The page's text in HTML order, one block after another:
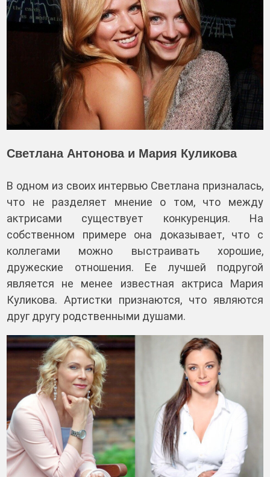
Светлана Антонова и Мария Куликова
В одном из своих интервью Светлана призналась,
что не разделяет мнение о том, что между
актрисами существует конкуренция. На
собственном примере она доказывает, что с
коллегами можно выстраивать хорошие,
дружеские отношения. Ее лучшей подругой
является не менее известная актриса Мария
Куликова. Артистки признаются, что являются
друг другу родственными душами.